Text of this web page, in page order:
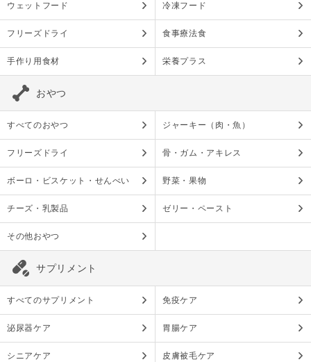
ウェットフード 冷凍フード
フリーズドライ 食事療法食
手作り用食材 栄養プラス
おやつ
すべてのおやつ ジャーキー（肉・魚）
フリーズドライ 骨・ガム・アキレス
ボーロ・ビスケット・せんべい 野菜・果物
チーズ・乳製品 ゼリー・ペースト
その他おやつ
サプリメント
すべてのサプリメント 免疫ケア
泌尿器ケア 胃腸ケア
シニアケア 皮膚被毛ケア